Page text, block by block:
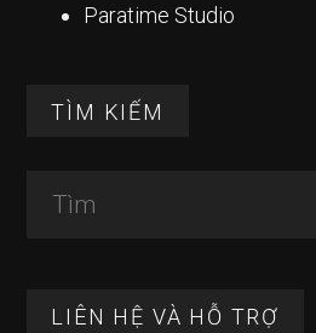
Paratime Studio
TÌM KIẾM
LIÊN HỆ VÀ HỖ TRỢ